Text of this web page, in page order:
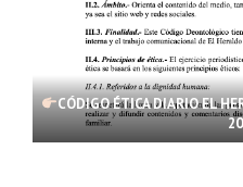
CÓDIGO ÉTICA DIARIO EL